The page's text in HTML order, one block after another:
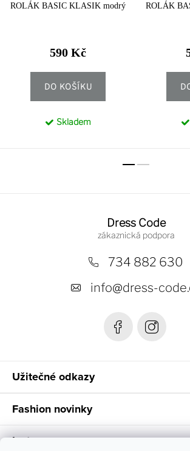
ROLÁK BASIC KLASIK modrý
590 Kč
DO KOŠÍKU
Skladem
ROLÁK
Dress Code
734 882 630
info@dress-
Užitečné odkazy
Fashion novinky
Instagram